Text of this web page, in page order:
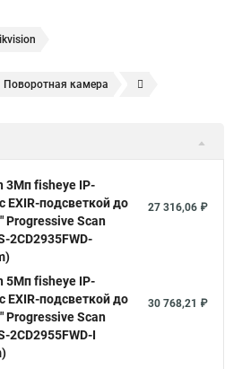
Поворотная камера
hikvision
уличная ip камера
poe
camera Hikvision 2cd1148 i b
Ip видеокамеры
2cd2142fwd
3Мп fisheye IP-
EXIR-подсветкой до
Progressive Scan
2CD2935FWD-
27 316,06 ₽
5Мп fisheye IP-
EXIR-подсветкой до
Progressive Scan
2CD2955FWD-I
30 768,21 ₽